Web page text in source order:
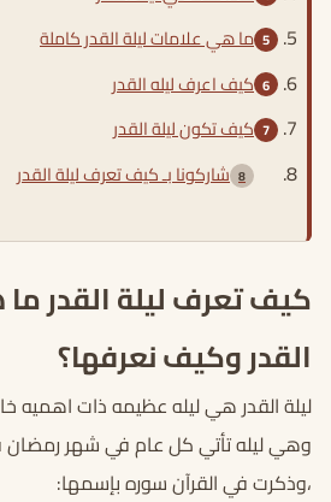
ما هي علامات ليلة القدر كاملة
كيف اعرف ليله القدر
كيف تكون ليلة القدر
شاركونا بـ كيف تعرف ليلة القدر
كيف تعرف ليلة القدر
القدر وكيف نعرفها؟
ليلة القدر هي ليله عظيمه ذات اهميه
وهي ليله تأتي كل عام في شهر رمضان
،وذكرت في القرآن سوره بإسمها: